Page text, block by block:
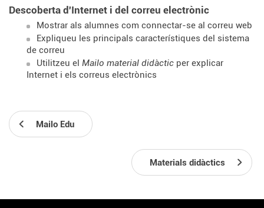
Descoberta d'Internet i del correu electrònic
Mostrar als alumnes com connectar-se al correu web
Expliqueu les principals característiques del sistema
de correu
Utilitzeu el Mailo material didàctic per explicar
Internet i els correus electrònics
Mailo Edu
Materials didàctics